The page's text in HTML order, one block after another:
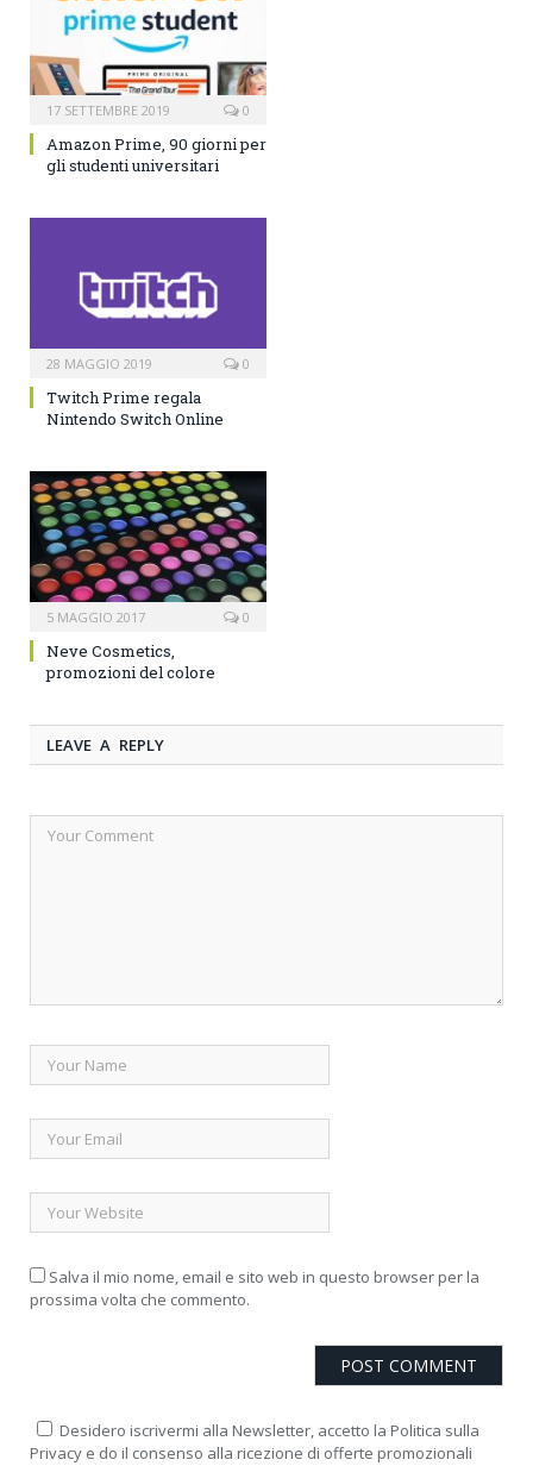
17 SETTEMBRE 2019 0
Amazon Prime, 90 giorni per
gli studenti universitari
28 MAGGIO 2019 0
Twitch Prime regala
Nintendo Switch Online
5 MAGGIO 2017 0
Neve Cosmetics,
promozioni del colore
LEAVE A REPLY
Salva il mio nome, email e sito web in questo browser per la
prossima volta che commento.
Desidero iscrivermi alla Newsletter, accetto la Politica sulla
Privacy e do il consenso alla ricezione di offerte promozionali